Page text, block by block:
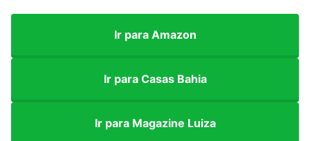
Ir para Amazon
Ir para Casas Bahia
Ir para Magazine Luiza